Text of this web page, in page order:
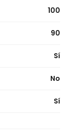
100
90
Sí
No
Sí